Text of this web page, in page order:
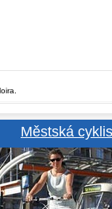
Městská